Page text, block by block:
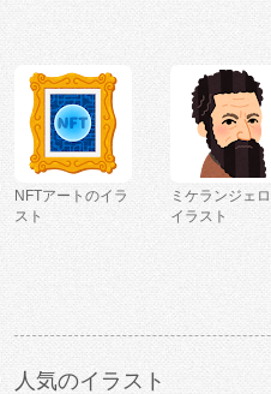
NFTアートのイラ
スト
ミケランジェ
イラスト
人気のイラスト